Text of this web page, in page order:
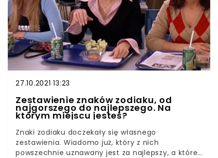
27.10.2021 13:23
Zestawienie znaków zodiaku, od
najgorszego do najlepszego. Na
którym miejscu jesteś?
Znaki zodiaku doczekały się własnego
zestawienia. Wiadomo już, który z nich
powszechnie uznawany jest za najlepszy, a które